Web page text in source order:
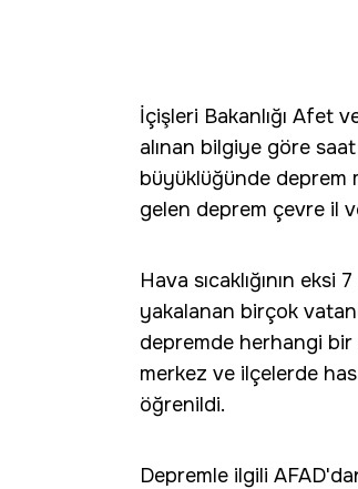
İçişleri Bakanlığı Afet
alınan bilgiye göre
büyüklüğünde deprem
gelen deprem çevre il
Hava sıcaklığının
yakalanan birçok
depremde herhangi bir
merkez ve ilçelerde
öğrenildi.
Depremle ilgili